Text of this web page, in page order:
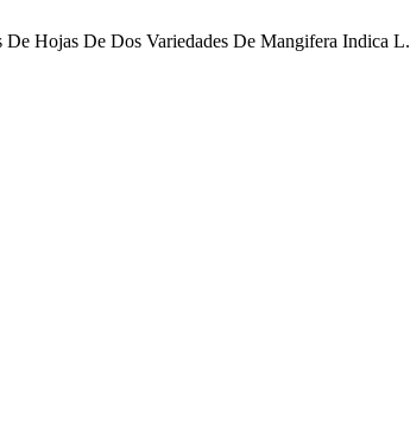
Hojas De Dos Variedades De Mangifera Indica L.